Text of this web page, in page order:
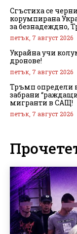
Сгъстиха се
корумпирана
за безнадеждно,
петък, 7 август 2026
Украйна учи
дронове!
петък, 7 август 2026
Тръмп определи
забрани
мигранти в САЩ!
петък, 7 август 2026